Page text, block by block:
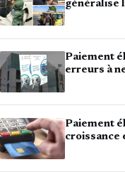
généralise
Paiement
erreurs à
Paiement
croissance